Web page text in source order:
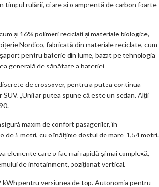
timpul rulării, ci are și o amprentă de carbon foarte
și 16% polimeri reciclați și materiale biologice,
Nordico, fabricată din materiale reciclate, cum
pentru baterie din lume, bazat pe tehnologia
generală de sănătate a bateriei.
de crossover, pentru a putea continua
„Unii ar putea spune că este un sedan. Alții
maxim de confort pasagerilor, în
5 metri, cu o înălțime destul de mare, 1,54 metri.
elemente care o fac mai rapidă și mai complexă,
de infotainment, poziționat vertical.
kWh pentru versiunea de top. Autonomia pentru